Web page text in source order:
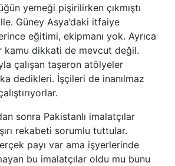
yemeği pişirilirken çıkmıştı
Güney Asya’daki itfaiye
eğitimi, ekipmanı yok. Ayrıca
kamu dikkati de mevcut değil.
çalışan taşeron atölyeler
dedikleri. İşçileri de inanılmaz
sonra Pakistanlı imalatçılar
rekabeti sorumlu tuttular.
payı var ama işyerlerinde
bu imalatçılar oldu mu bunu